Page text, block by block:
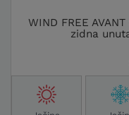
WIND FREE
zidna